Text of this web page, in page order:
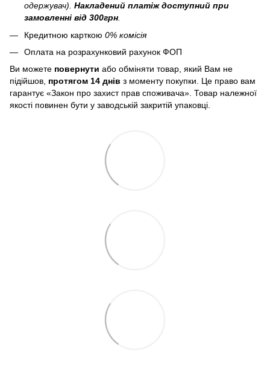
одержувач). Накладений платіж доступний при
замовленні від 300грн
Кредитною карткою 0% комісія
Оплата на розрахунковий рахунок ФОП
Ви можете повернути або обміняти товар, який Вам не
підійшов, протягом 14 днів з моменту покупки. Це право вам
гарантує «Закон про захист прав споживача». Товар належної
якості повинен бути у заводській закритій упаковці.